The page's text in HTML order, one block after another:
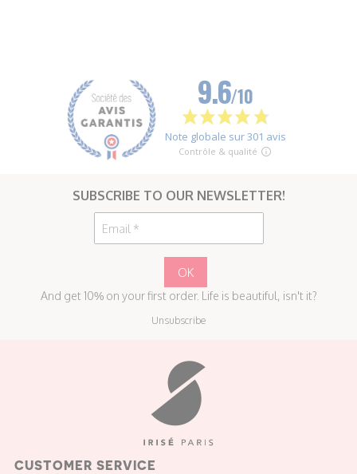
SUBSCRIBE TO OUR NEWSLETTER!
And get 10% on your first order. Life is beautiful, isn't it?
Unsubscribe
CUSTOMER SERVICE